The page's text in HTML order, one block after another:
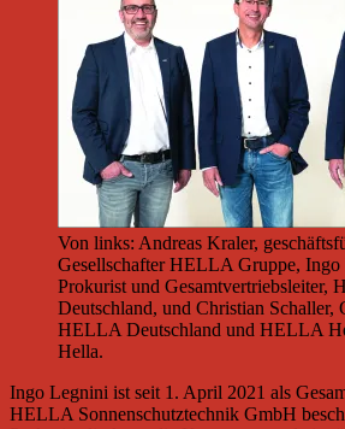
Von links: Andreas Kraler,
Gesellschafter HELLA Gruppe,
Prokurist und Gesamtvertriebsleiter,
Deutschland, und Christian Schaller,
HELLA Deutschland und HELLA
Hella.
Ingo Legnini ist seit 1. April 2021 als
HELLA Sonnenschutztechnik GmbH